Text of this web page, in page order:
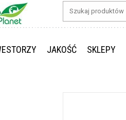
JAKOŚĆ SKLEPY